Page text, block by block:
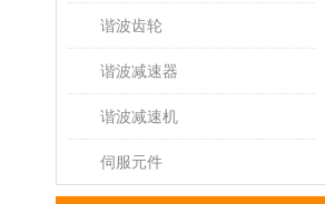
谐波齿轮
谐波减速器
谐波减速机
伺服元件